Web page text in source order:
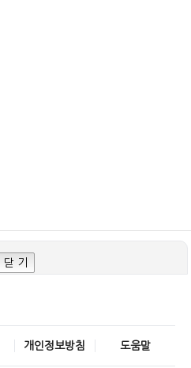
닫 기
개인정보방침 도움말